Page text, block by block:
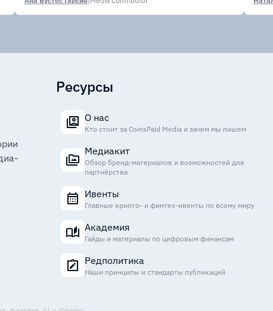
Ресурсы
О нас
Кто стоит за CoinsPaid Media и зачем мы пишем
Медиакит
Обзор бренд-материалов и возможностей для
партнёрства
Ивенты
Главные крипто- и финтех-ивенты по всему миру
Академия
Гайды и материалы по цифровым финансам
Редполитика
Наши принципы и стандарты публикаций